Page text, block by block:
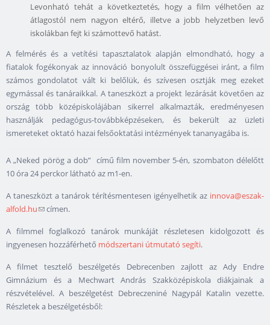
Levonható tehát a következtetés, hogy a film vélhetően az
átlagostól nem nagyon eltérő, illetve a jobb helyzetben levő
iskolákban fejt ki számottevő hatást.
A felmérés és a vetítési tapasztalatok alapján elmondható, hogy a
fiatalok fogékonyak az innováció bonyolult összefüggései iránt, a film
számos gondolatot vált ki belőlük, és szívesen osztják meg ezeket
egymással és tanáraikkal. A taneszközt a projekt lezárását követően az
ország több középiskolájában sikerrel alkalmazták, eredményesen
használják pedagógus-továbbképzéseken, és bekerült az üzleti
ismereteket oktató hazai felsőoktatási intézmények tananyagába is.
A „Neked pörög a dob” című film november 5-én, szombaton délelőtt
10 óra 24 perckor látható az m1-en.
A taneszközt a tanárok térítésmentesen igényelhetik az innova@eszak-
alfold.hu(link sends e-mail)
címen.
A filmmel foglalkozó tanárok munkáját részletesen kidolgozott és
ingyenesen hozzáférhető módszertani útmutató segíti.
A filmet tesztelő beszélgetés Debrecenben zajlott az Ady Endre
Gimnázium és a Mechwart András Szakközépiskola diákjainak a
részvételével. A beszélgetést Debreczeniné Nagypál Katalin vezette.
Részletek a beszélgetésből: